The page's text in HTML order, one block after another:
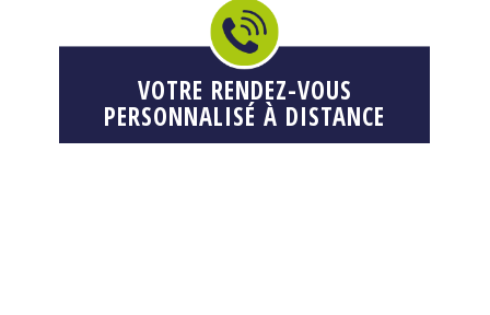
VOTRE RENDEZ-VOUS
PERSONNALISÉ À DISTANCE